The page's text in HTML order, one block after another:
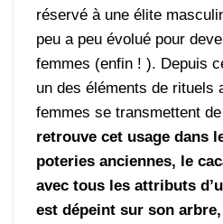
réservé à une élite
peu a peu évolué pour
femmes (enfin ! ). Depuis
un des éléments de rituels
femmes se transmettent
retrouve cet usage dans
poteries anciennes, le
avec tous les attributs
est dépeint sur son